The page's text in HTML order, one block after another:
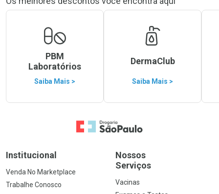
PBM
Laboratórios
Saiba Mais >
DermaClub
Saiba Mais >
Ir para a Home
Institucional
Venda No Marketplace
Trabalhe Conosco
Nossos
Serviços
Vacinas